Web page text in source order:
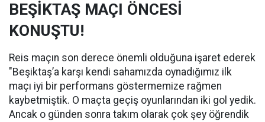
BEŞİKTAŞ MAÇI ÖNCESİ
KONUŞTU!
Reis maçın son derece önemli olduğuna işaret ederek
"Beşiktaş’a karşı kendi sahamızda oynadığımız ilk
maçı iyi bir performans göstermemize rağmen
kaybetmiştik. O maçta geçiş oyunlarından iki gol yedik.
Ancak o günden sonra takım olarak çok şey öğrendik